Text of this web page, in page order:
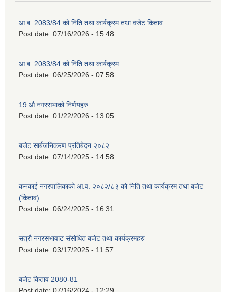
आ.ब. 2083/84 को निति तथा कार्यक्रम तथा वजेट किताव
Post date: 07/16/2026 - 15:48
आ.ब. 2083/84 को निति तथा कार्यक्रम
Post date: 06/25/2026 - 07:58
19 औ नगरसभाको निर्णयहरु
Post date: 01/22/2026 - 13:05
बजेट सार्बजनिकरण प्रतिबेदन २०८२
Post date: 07/14/2025 - 14:58
कनकाई नगरपालिकाको आ.व. २०८२/८३ को निति तथा कार्यक्रम तथा बजेट
(किताव)
Post date: 06/24/2025 - 16:31
सत्रौ नगरसभावाट संसोधित बजेट तथा कार्यक्रमहरु
Post date: 03/17/2025 - 11:57
बजेट किताव 2080-81